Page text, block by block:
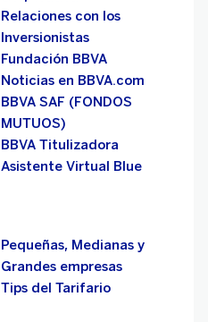
Relaciones con los
Inversionistas
Fundación BBVA
Noticias en BBVA.com
BBVA SAF (FONDOS
MUTUOS)
BBVA Titulizadora
Asistente Virtual Blue
Pequeñas, Medianas y
Grandes empresas
Tips del Tarifario